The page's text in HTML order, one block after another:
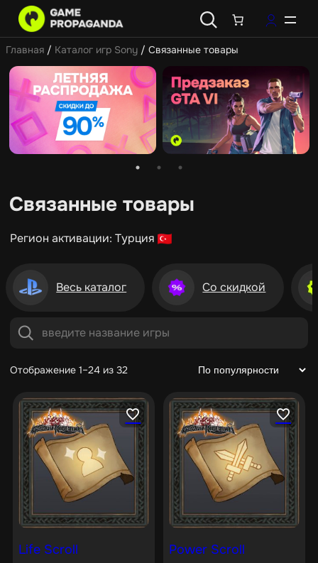
Главная / Каталог игр Sony / Связанные товары
Связанные товары
Регион активации: Турция
Весь каталог Со скидкой
Отображение 1–24 из 32
Life Scroll
Power Scroll